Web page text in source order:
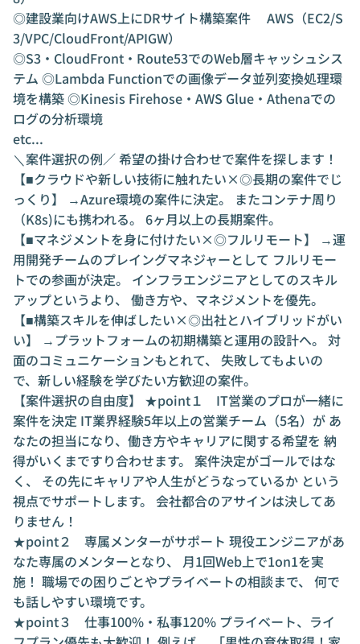
◎建設業向けAWS上にDRサイト構築案件 AWS（EC2/S
3/VPC/CloudFront/APIGW）
◎S3・CloudFront・Route53でのWeb層キャッシュシス
テム ◎Lambda Functionでの画像データ並列変換処理環
境を構築 ◎Kinesis Firehose・AWS Glue・Athenaでの
ログの分析環境
etc...
＼案件選択の例／ 希望の掛け合わせで案件を探します！
【■クラウドや新しい技術に触れたい×◎長期の案件でじ
っくり】 →Azure環境の案件に決定。 またコンテナ周り
（K8s)にも携われる。 6ヶ月以上の長期案件。
【■マネジメントを身に付けたい×◎フルリモート】 →運
用開発チームのプレイングマネジャーとして フルリモー
トでの参画が決定。 インフラエンジニアとしてのスキル
アップというより、 働き方や、マネジメントを優先。
【■構築スキルを伸ばしたい×◎出社とハイブリッドがい
い】 →プラットフォームの初期構築と運用の設計へ。 対
面のコミュニケーションもとれて、 失敗してもよいの
で、新しい経験を学びたい方歓迎の案件。
【案件選択の自由度】 ★point１ IT営業のプロが一緒に
案件を決定 IT業界経験5年以上の営業チーム（5名）が あ
なたの担当になり、働き方やキャリアに関する希望を 納
得がいくまですり合わせます。 案件決定がゴールではな
く、 その先にキャリアや人生がどうなっているか という
視点でサポートします。 会社都合のアサインは決してあ
りません！
★point２ 専属メンターがサポート 現役エンジニアがあ
なた専属のメンターとなり、 月1回Web上で1on1を実
施！ 職場での困りごとやプライベートの相談まで、 何で
も話しやすい環境です。
★point３ 仕事100%・私事120% プライベート、ライ